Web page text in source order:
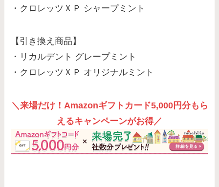
・クロレッツＸＰ シャープミント
【引き換え商品】
・リカルデント グレープミント
・クロレッツＸＰ オリジナルミント
＼来場だけ！Amazonギフトカード5,000円分もら
えるキャンペーンがお得／